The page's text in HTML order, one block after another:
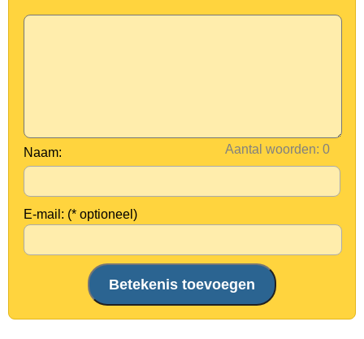
Aantal woorden:
Naam:
E-mail: (* optioneel)